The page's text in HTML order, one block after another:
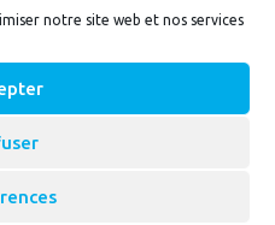
notre site web et nos services